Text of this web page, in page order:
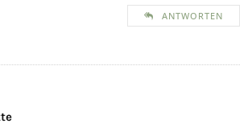
ANTWORTEN